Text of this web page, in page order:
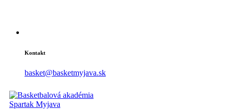
Kontakt
basket@basketmyjava.sk